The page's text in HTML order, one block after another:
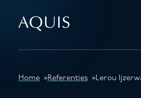
Home »Referenties »